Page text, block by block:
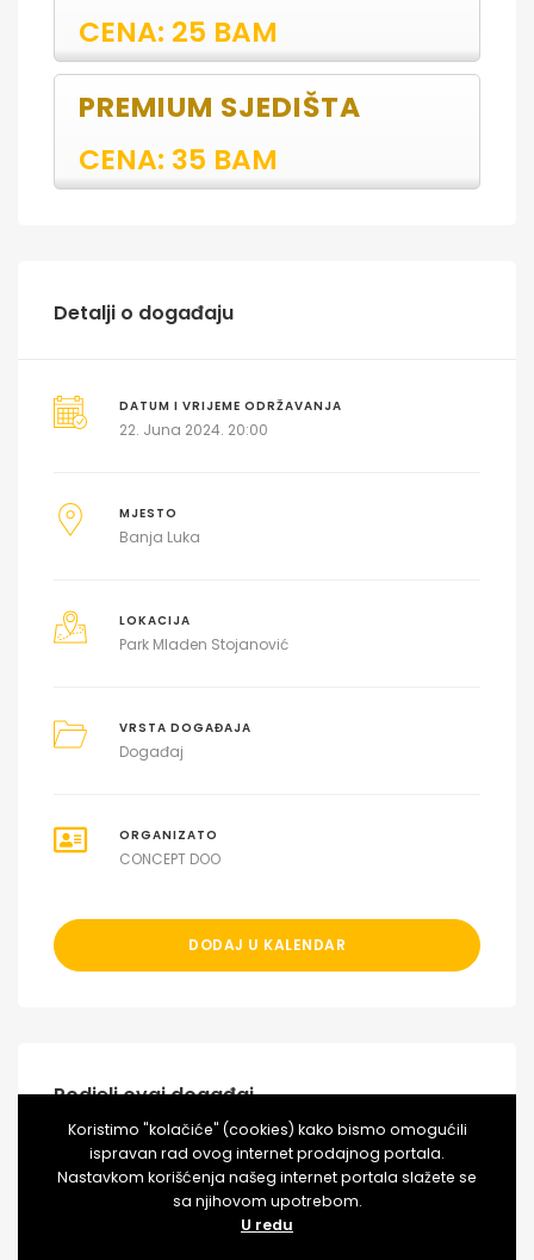
CENA: 25 BAM
PREMIUM SJEDIŠTA
CENA: 35 BAM
Detalji o događaju
DATUM I VRIJEME ODRŽAVANJA
22. Juna 2024. 20:00
MJESTO
Banja Luka
LOKACIJA
Park Mladen Stojanović
VRSTA DOGAĐAJA
Događaj
ORGANIZATO
CONCEPT DOO
DODAJ U KALENDAR
Podjeli ovaj događaj
Koristimo "kolačiće" (cookies) kako bismo omogućili
ispravan rad ovog internet prodajnog portala.
Nastavkom korišćenja našeg internet portala slažete se
sa njihovom upotrebom.
U redu